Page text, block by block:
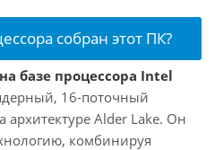
собран этот ПК?
базе процессора Intel
16-поточный
Alder Lake. Он
комбинируя